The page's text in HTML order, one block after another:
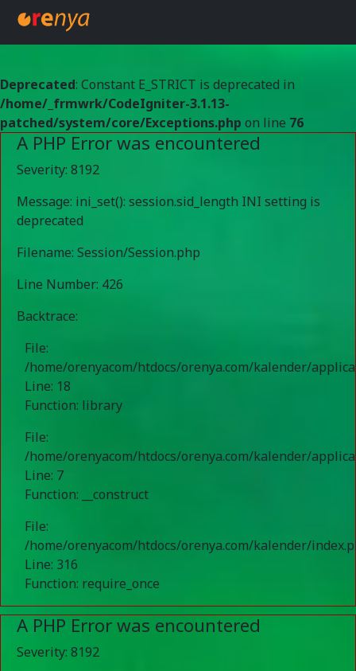
Deprecated: Constant E_STRICT is deprecated in
/home/_frmwrk/CodeIgniter-3.1.13-
patched/system/core/Exceptions.php on line 76
A PHP Error was encountered
Severity: 8192
Message: ini_set(): session.sid_length INI setting is
deprecated
Filename: Session/Session.php
Line Number: 426
Backtrace:
File:
/home/orenyacom/htdocs/orenya.com/kalender/
Line: 18
Function: library
File:
/home/orenyacom/htdocs/orenya.com/kalender/
Line: 7
Function: __construct
File:
/home/orenyacom/htdocs/orenya.com/kalender/
Line: 316
Function: require_once
A PHP Error was encountered
Severity: 8192